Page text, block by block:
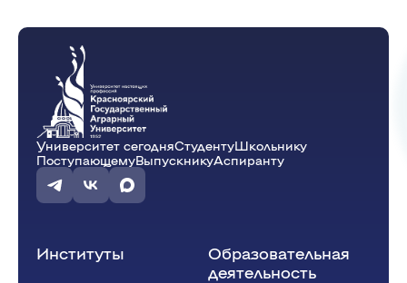
Университет сегодняСтудентуШкольнику
ПоступающемуВыпускникуАспиранту
Институты
Образовательная
деятельность